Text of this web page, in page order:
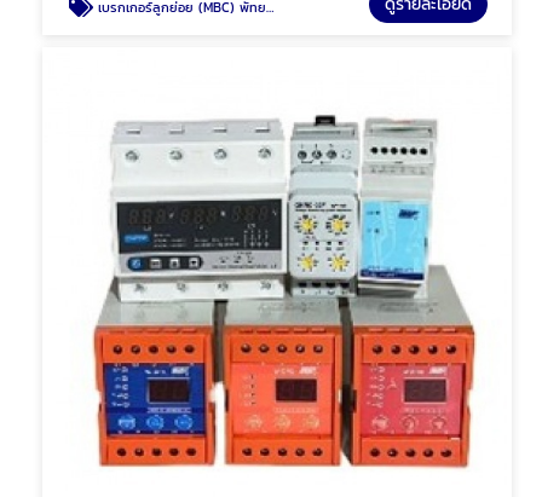
เบรกเกอร์ลูกย่อย (MBC) พัทยา ชลบุรี